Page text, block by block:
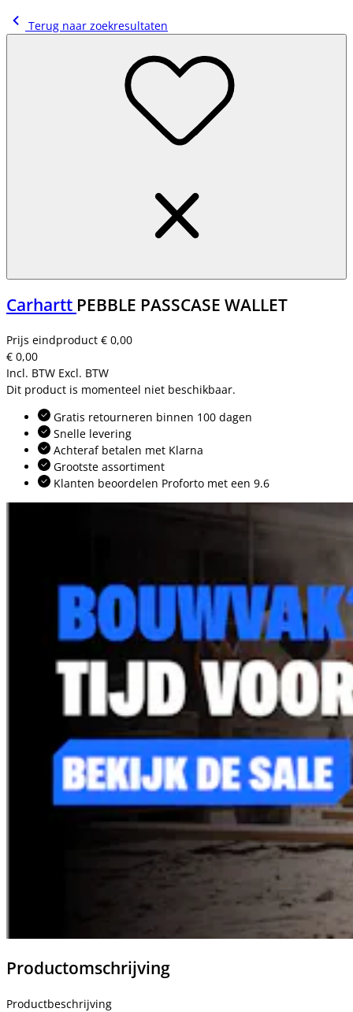
Terug naar zoekresultaten
Carhartt PEBBLE PASSCASE WALLET
Prijs eindproduct € 0,00
€ 0,00
Incl. BTW Excl. BTW
Dit product is momenteel niet beschikbaar.
Gratis retourneren binnen 100 dagen
Snelle levering
Achteraf betalen met Klarna
Grootste assortiment
Klanten beoordelen Proforto met een 9.6
Productomschrijving
Productbeschrijving